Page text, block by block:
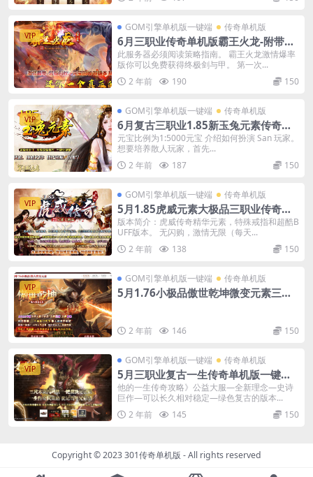
VIP
GOM引擎单机版一键端 传奇单机版
6月三职业传奇单机版霸王火龙-附带G
M后台
此服务器必须阅读策略指南。 霸王火龙激情爆率
版你可以免费获得终极剑与甲。 第一次...
2 年前
190 150
VIP
GOM引擎单机版一键端 传奇单机版
6月复古三职业1.85新玉兔元素传奇单
机版本-附带GM后台
元宝比例为1:5000元宝 介绍如何扮演 San 玩家。
想要培养散人玩家，首先...
2 年前
187 150
VIP
GOM引擎单机版一键端 传奇单机版
5月1.85虎威元素大极品三职业传奇一
键端-附带GM后台
版本简介：虎威传奇精华元素，特殊戒指和超酷B
UFF版本。 无闪购，激情无限（每天...
2 年前
138 150
VIP
GOM引擎单机版一键端 传奇单机版
5月1.76小极品傲世乾坤微变元素三职
2 年前 146 150
VIP
GOM引擎单机版一键端 传奇单机版
5月三职业复古一生传奇单机版一键端-
附带GM后台-光环加持
他的一生传奇攻略》公益大服—全新理念—史诗
巨作—可以长久相对稳定—绿色复古的版本...
2 年前
145 150
Copyright © 2023301传奇单机版 - All rights reserved